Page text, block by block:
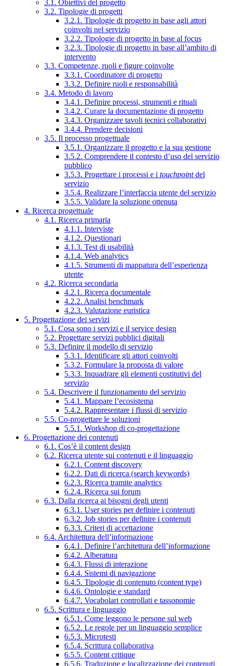
3.1. Obiettivi del progetto
3.2. Tipologie di progetti
3.2.1. Tipologie di progetto in base agli attori
coinvolti nel servizio
3.2.2. Tipologie di progetto in base al focus
3.2.3. Tipologie di progetto in base all’ambito di
intervento
3.3. Competenze, ruoli e figure coinvolte
3.3.1. Coordinatore di progetto
3.3.2. Definire ruoli e responsabilità
3.4. Metodo di lavoro
3.4.1. Definire processi, strumenti e rituali
3.4.2. Curare la documentazione di progetto
3.4.3. Organizzare tavoli tecnici collaborativi
3.4.4. Prendere decisioni
3.5. Il processo progettuale
3.5.1. Organizzare il progetto e la sua gestione
3.5.2. Comprendere il contesto d’uso del servizio
pubblico
3.5.3. Progettare i processi e i touchpointdel
servizio
3.5.4. Realizzare l’interfaccia utente del servizio
3.5.5. Validare la soluzione ottenuta
4. Ricerca progettuale
4.1. Ricerca primaria
4.1.1. Interviste
4.1.2. Questionari
4.1.3. Test di usabilità
4.1.4. Web analytics
4.1.5. Strumenti di mappatura dell’esperienza
utente
4.2. Ricerca secondaria
4.2.1. Ricerca documentale
4.2.2. Analisi benchmark
4.2.3. Valutazione euristica
5. Progettazione dei servizi
5.1. Cosa sono i servizi e il service design
5.2. Progettare servizi pubblici digitali
5.3. Definire il modello di servizio
5.3.1. Identificare gli attori coinvolti
5.3.2. Formulare la proposta di valore
5.3.3. Inquadrare gli elementi costitutivi del
servizio
5.4. Descrivere il funzionamento del servizio
5.4.1. Mappare l’ecosistema
5.4.2. Rappresentare i flussi di servizio
5.5. Co-progettare le soluzioni
5.5.1. Workshop di co-progettazione
6. Progettazione dei contenuti
6.1. Cos’è il content design
6.2. Ricerca utente sui contenuti e il linguaggio
6.2.1. Content discovery
6.2.2. Dati di ricerca (search keywords)
6.2.3. Ricerca tramite analytics
6.2.4. Ricerca sui forum
6.3. Dalla ricerca ai bisogni degli utenti
6.3.1. User stories per definire i contenuti
6.3.2. Job stories per definire i contenuti
6.3.3. Criteri di accettazione
6.4. Architettura dell’informazione
6.4.1. Definire l’architettura dell’informazione
6.4.2. Alberatura
6.4.3. Flussi di interazione
6.4.4. Sistemi di navigazione
6.4.5. Tipologie di contenuto (content type)
6.4.6. Ontologie e standard
6.4.7. Vocabolari controllati e tassonomie
6.5. Scrittura e linguaggio
6.5.1. Come leggono le persone sul web
6.5.2. Le regole per un linguaggio semplice
6.5.3. Microtesti
6.5.4. Scrittura collaborativa
6.5.5. Content critique
6.5.6. Traduzione e localizzazione dei contenuti